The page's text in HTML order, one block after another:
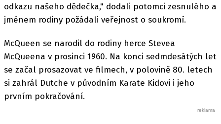
odkazu našeho dědečka," dodali potomci zesnulého a
jménem rodiny požádali veřejnost o soukromí.
McQueen se narodil do rodiny herce Stevea
McQueena v prosinci 1960. Na konci sedmdesátých let
se začal prosazovat ve filmech, v polovině 80. letech
si zahrál Dutche v původním Karate Kidovi i jeho
prvním pokračování.